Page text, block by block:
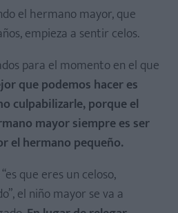
el hermano mayor, que
empieza a sentir celos.
para el momento en el que
que podemos hacer es
culpabilizarle, porque el
mayor siempre es ser
el hermano pequeño.
que eres un celoso,
el niño mayor se va a